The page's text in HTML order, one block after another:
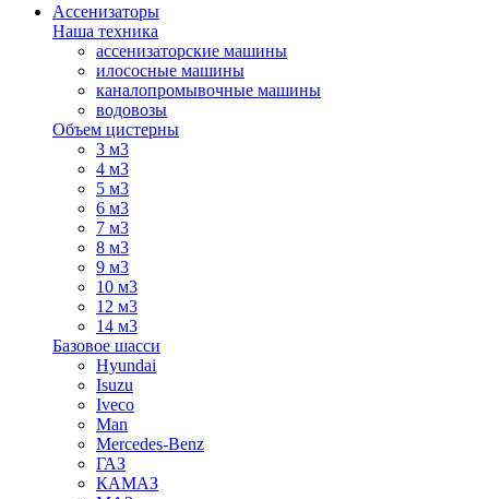
Ассенизаторы
Наша техника
ассенизаторские машины
илососные машины
каналопромывочные машины
водовозы
Объем цистерны
3 м3
4 м3
5 м3
6 м3
7 м3
8 м3
9 м3
10 м3
12 м3
14 м3
Базовое шасси
Hyundai
Isuzu
Iveco
Man
Mercedes-Benz
ГАЗ
КАМАЗ